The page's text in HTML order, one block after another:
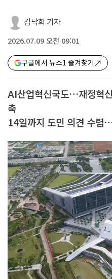
김낙희 기자
2026.07.09 오전 09:01
구글에서 뉴스1 즐겨찾기
AI산업혁신국도…재정혁
축
14일까지 도민 의견 수렴